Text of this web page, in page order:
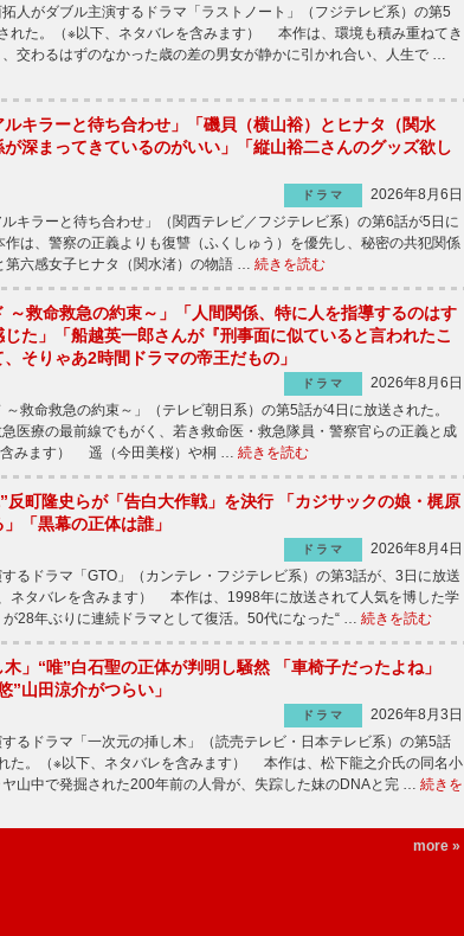
人がダブル主演するドラマ「ラストノート」（フジテレビ系）の第5
れた。（※以下、ネタバレを含みます） 本作は、環境も積み重ねてき
交わるはずのなかった歳の差の男女が静かに引かれ合い、人生で …
ルキラーと待ち合わせ」「磯貝（横山裕）とヒナタ（関水
深まってきているのがいい」「縦山裕二さんのグッズ欲し
ドラマ
2026年8月6日
キラーと待ち合わせ」（関西テレビ／フジテレビ系）の第6話が5日に
は、警察の正義よりも復讐（ふくしゅう）を優先し、秘密の共犯関係
第六感女子ヒナタ（関水渚）の物語 … 続きを読む
～救命救急の約束～」「人間関係、特に人を指導するのはす
た」「船越英一郎さんが『刑事面に似ていると言われたこ
そりゃあ2時間ドラマの帝王だもの」
ドラマ
2026年8月6日
救命救急の約束～」（テレビ朝日系）の第5話が4日に放送された。
医療の最前線でもがく、若き救命医・救急隊員・警察官らの正義と成
含みます） 遥（今田美桜）や桐 … 続きを読む
”反町隆史らが「告白大作戦」を決行 「カジサックの娘・梶原
「黒幕の正体は誰」
ドラマ
2026年8月4日
るドラマ「GTO」（カンテレ・フジテレビ系）の第3話が、3日に放送
ネタバレを含みます） 本作は、1998年に放送されて人気を博した学
が28年ぶりに連続ドラマとして復活。50代になった“ … 続きを読む
木」“唯”白石聖の正体が判明し騒然 「車椅子だったよね」
”山田涼介がつらい」
ドラマ
2026年8月3日
るドラマ「一次元の挿し木」（読売テレビ・日本テレビ系）の第5話
た。（※以下、ネタバレを含みます） 本作は、松下龍之介氏の同名小
山中で発掘された200年前の人骨が、失踪した妹のDNAと完 … 続きを
more »